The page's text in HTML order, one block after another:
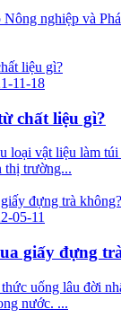
nghiệp và
11-18
chất liệu gì?
loại vật liệu làm
thị trường...
05-11
giấy đựng
uống lâu đời
nước. ...